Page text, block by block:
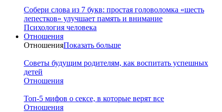
Собери слова из 7 букв: простая головоломка «шесть
лепестков» улучшает память и внимание
Психология человека
Отношения
ОтношенияПоказать больше
Советы будущим родителям, как воспитать успешных
детей
Отношения
Топ-5 мифов о сексе, в которые верят все
Отношения